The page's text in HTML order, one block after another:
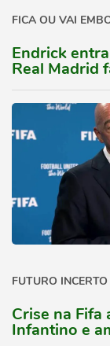
FICA OU VAI
Endrick
Real Madrid
FUTURO INCERTO
Crise na Fifa
Infantino e